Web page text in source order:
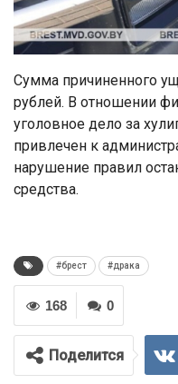
Сумма причиненного
рублей. В отношении
уголовное дело за
привлечен к
нарушение правил
средства.
#брест #драка
0
168
Поделится